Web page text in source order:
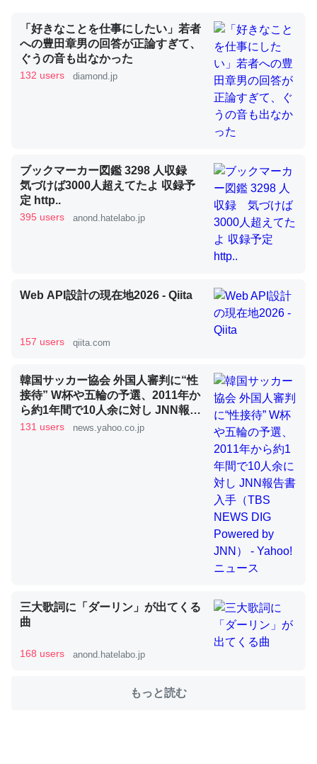
くらい。小説でいう「ずっと前の伏線」は回収されないけ
ど、短期記憶というには多い分量。進化すればするほど分
─GPTの仕組みと限界についての考察（１） - conceptualization
昆虫ってカルシウム少ないのか。知らんかった。調べたら
コオロギのカルシウム分はエビの600分の1程度。
─ニュース :: 【研究発表】昆虫学の大問題＝「昆虫はなぜ海にいな
論文では「淡水はカルシウムも酸素も不足してて両方に不
利だから両方が拮抗してるのでは」とあって面白い。海に
ずキチンを強化してる筈だが、酵素が違うのか？
─ニュース :: 【研究発表】昆虫学の大問題＝「昆虫はなぜ海にいな
いのか」に関する新仮説
これを元に考えるとカルシウムを大量に使う脊椎動物と貝
類は苦労してるんだな…。腹足類だと殻を無くしてナメク
─ニュース :: 【研究発表】昆虫学の大問題＝「昆虫はなぜ海にいな
ウチもEchoを実家に置いて４年。でたまに覗いてる。ぼ
位置情報を共有してる。電池残量や充電中かが分かるので
これ見て生きてるなって分かる。
「好きなことを仕事にしたい」若者
への豊田章男の回答が正論すぎて、
ぐうの音も出なかった
132 users diamond.jp
ブックマーカー図鑑 3298 人収録
気づけば3000人超えてたよ 収録予
定 http..
395 users anond.hatelabo.jp
Web API設計の現在地2026 - Qiita
157 users qiita.com
韓国サッカー協会 外国人審判に“性
接待” W杯や五輪の予選、2011年か
ら約1年間で10人余に対し JNN報告
書入手（TBS NEWS DIG Powered
131 users news.yahoo.co.jp
三大歌詞に「ダーリン」が出てくる
曲
168 users anond.hatelabo.jp
もっと読む